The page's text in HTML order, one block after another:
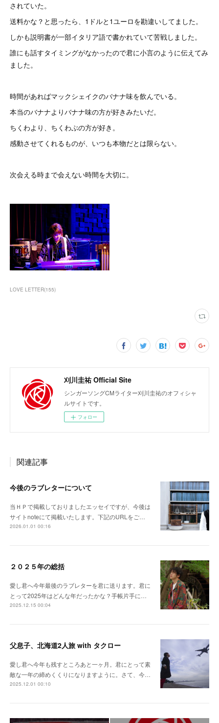
されていた。
送料かな？と思ったら、1ドルと1ユーロを勘違いしてました。
しかも説明書が一部イタリア語で書かれていて苦戦しました。
誰にも話すタイミングがなかったので君に小言のように伝えてみ
ました。
時間があればマックシェイクのバナナ味を飲んでいる。
本当のバナナよりバナナ味の方が好きみたいだ。
ちくわより、ちくわぶの方が好き。
感動させてくれるものが、いつも本物だとは限らない。
次会える時まで会えない時間を大切に。
LOVE LETTER(155)
刈川圭祐 Official Site
シンガーソングCMライター刈川圭祐のオフィシャ
ルサイトです。
フォロー
関連記事
今後のラブレターについて
当ＨＰで掲載しておりましたエッセイですが、今後は
サイトnoteにて掲載いたします。下記のURLをご…
2026.01.01 00:16
２０２５年の総括
愛し君へ今年最後のラブレターを君に送ります。君に
とって2025年はどんな年だったかな？手帳片手に…
2025.12.15 00:04
父息子、北海道2人旅 with タクロー
愛し君へ今年も残すところあと一ヶ月。君にとって素
敵な一年の締めくくりになりますように。さて、今…
2025.12.01 00:10